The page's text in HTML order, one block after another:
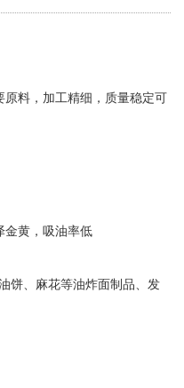
料，加工精细，质量稳定可
金黄，吸油率低
饼、麻花等油炸面制品、发